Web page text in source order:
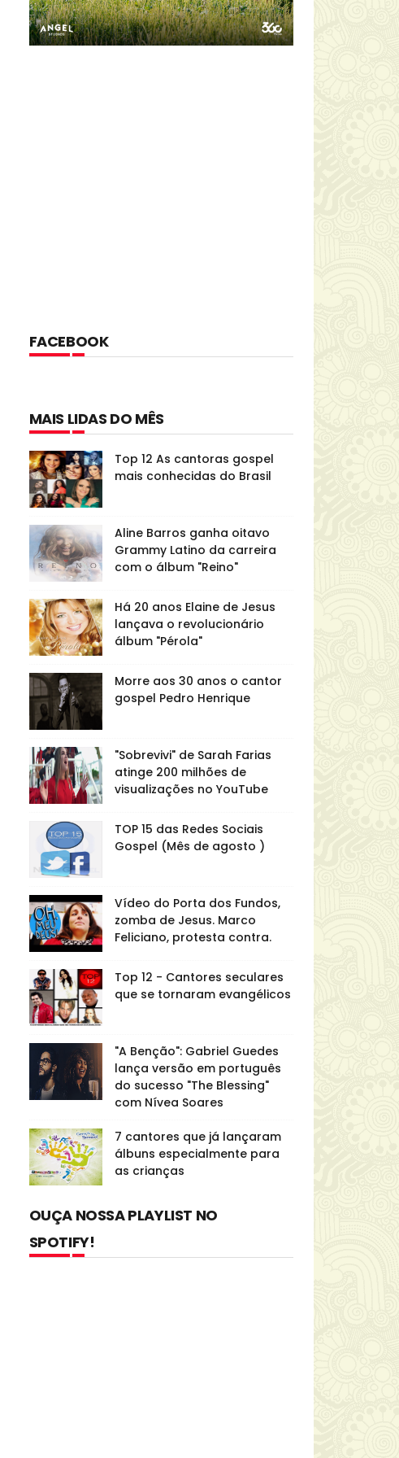
FACEBOOK
MAIS LIDAS DO MÊS
Top 12 As cantoras gospel
mais conhecidas do Brasil
Aline Barros ganha oitavo
Grammy Latino da carreira
com o álbum "Reino"
Há 20 anos Elaine de Jesus
lançava o revolucionário
álbum "Pérola"
Morre aos 30 anos o cantor
gospel Pedro Henrique
"Sobrevivi" de Sarah Farias
atinge 200 milhões de
visualizações no YouTube
TOP 15 das Redes Sociais
Gospel (Mês de agosto )
Vídeo do Porta dos Fundos,
zomba de Jesus. Marco
Feliciano, protesta contra.
Top 12 - Cantores seculares
que se tornaram evangélicos
"A Benção": Gabriel Guedes
lança versão em português
do sucesso "The Blessing"
com Nívea Soares
7 cantores que já lançaram
álbuns especialmente para
as crianças
OUÇA NOSSA PLAYLIST NO
SPOTIFY!